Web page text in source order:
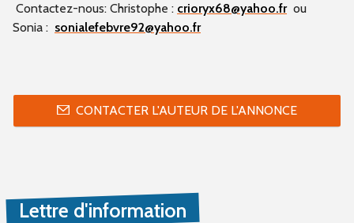
Contactez-nous: Christophe : crioryx68@yahoo.fr ou
Sonia : sonialefebvre92@yahoo.fr
CONTACTER L'AUTEUR DE L'ANNONCE
Lettre d'information